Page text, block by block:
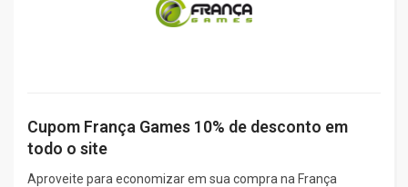
Cupom França Games 10% de desconto em
todo o site
Aproveite para economizar em sua compra na França